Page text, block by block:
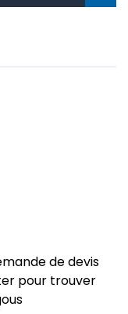
de devis
pour trouver